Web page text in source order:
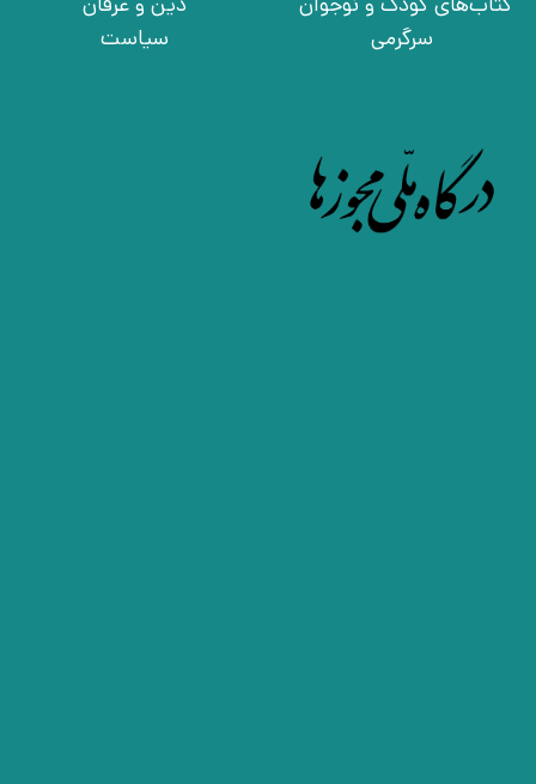
سرگرمی
سیاست